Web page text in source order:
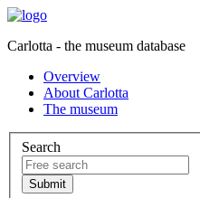
Carlotta - the museum database
Overview
About Carlotta
The museum
Search